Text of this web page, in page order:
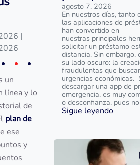
|
un
línea y lo
de
plan de
ese
y
agosto 7, 2026
En nuestros días,
las aplicaciones de
han convertido en
nuestras principales
solicitar un préstamo
distancia. Sin
su lado oscuro: la
fraudulentas que
urgencias económicas.
descargar una app de
emergencia, es muy
o desconfianza, pues
Sigue leyendo